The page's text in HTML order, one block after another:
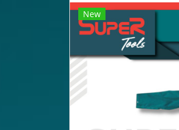
New